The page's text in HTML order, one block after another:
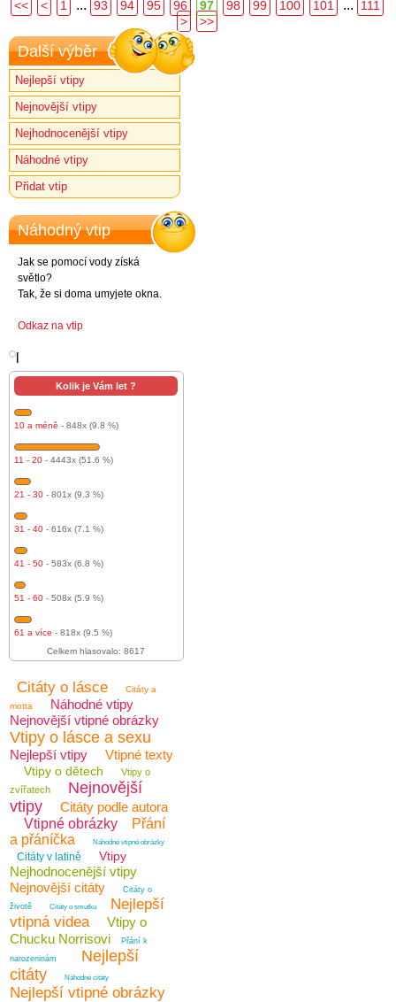
<< < 1 ... 93 94 95 96 97 98 99 100 101 ...
111
>
>>
Další výběr
Nejlepší vtipy
Nejnovější vtipy
Nejhodnocenější vtipy
Náhodné vtipy
Přidat vtip
Náhodný vtip
Jak se pomocí vody získá
světlo?
Tak, že si doma umyjete okna.
Odkaz na vtip
Kolik je Vám let ?
10 a méně - 848x (9.8 %)
11 - 20 - 4443x (51.6 %)
21 - 30 - 801x (9.3 %)
31 - 40 - 616x (7.1 %)
41 - 50 - 583x (6.8 %)
51 - 60 - 508x (5.9 %)
61 a více - 818x (9.5 %)
Celkem hlasovalo: 8617
Citáty o lásce
Citáty a
motta
Náhodné vtipy
Nejnovější vtipné obrázky
Vtipy o lásce a sexu
Nejlepší vtipy Vtipné texty
Vtipy o dětech
Vtipy o
zvířatech
Nejnovější
vtipy
Citáty podle autora
Vtipné obrázky
Přání
a přáníčka
Náhodné vtipné obrázky
Citáty v latině Vtipy
Nejhodnocenější vtipy
Nejnovější citáty
Citáty o
životě
Citáty o smutku
Nejlepší
vtipná videa
Vtipy o
Chucku Norrisovi
Přání k
narozeninám
Nejlepší
citáty
Náhodné citáty
Nejlepší vtipné obrázky